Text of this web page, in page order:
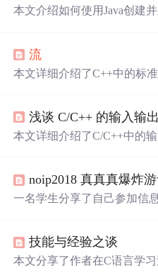
本文介绍如何使用Java创建
流
本文详细介绍了C++中的标
还对比了Python中的类定义方
浅谈 C/C++ 的输入输出
本文详细介绍了C/C++中的
并对比了C和C++中缓冲区
ostream库和C语言中的stdio
noip2018 真真真爆炸
一名学生分享了自己参加信
技能与经验之谈
本文分享了作者在C语言学